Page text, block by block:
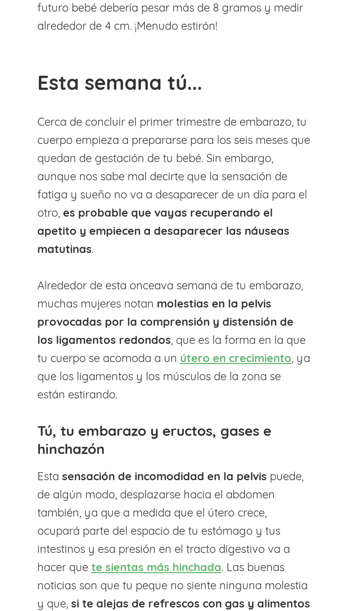
futuro bebé debería pesar más de 8 gramos y medir
alrededor de 4 cm. ¡Menudo estirón!
Esta semana tú...
Cerca de concluir el primer trimestre de embarazo, tu
cuerpo empieza a prepararse para los seis meses que
quedan de gestación de tu bebé. Sin embargo,
aunque nos sabe mal decirte que la sensación de
fatiga y sueño no va a desaparecer de un día para el
otro, es probable que vayas recuperando el
apetito y empiecen a desaparecer las náuseas
matutinas.
Alrededor de esta onceava semana de tu embarazo,
muchas mujeres notan molestias en la pelvis
provocadas por la comprensión y distensión de
los ligamentos redondos, que es la forma en la que
tu cuerpo se acomoda a un útero en crecimiento, ya
que los ligamentos y los músculos de la zona se
están estirando.
Tú, tu embarazo y eructos, gases e
hinchazón
Esta sensación de incomodidad en la pelvis puede,
de algún modo, desplazarse hacia el abdomen
también, ya que a medida que el útero crece,
ocupará parte del espacio de tu estómago y tus
intestinos y esa presión en el tracto digestivo va a
hacer que te sientas más hinchada. Las buenas
noticias son que tu peque no siente ninguna molestia
y que, si te alejas de refrescos con gas y alimentos